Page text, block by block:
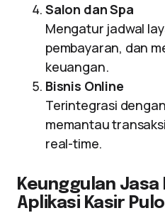
Salon dan Spa
Mengatur jadwal
pembayaran, dan
keuangan.
Bisnis Online
Terintegrasi
memantau
real-time.
Keunggulan Jasa
Aplikasi Kasir